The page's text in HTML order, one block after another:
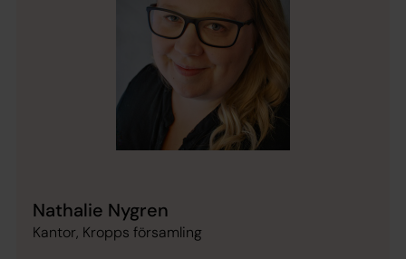
Nathalie Nygren
Kantor, Kropps församling